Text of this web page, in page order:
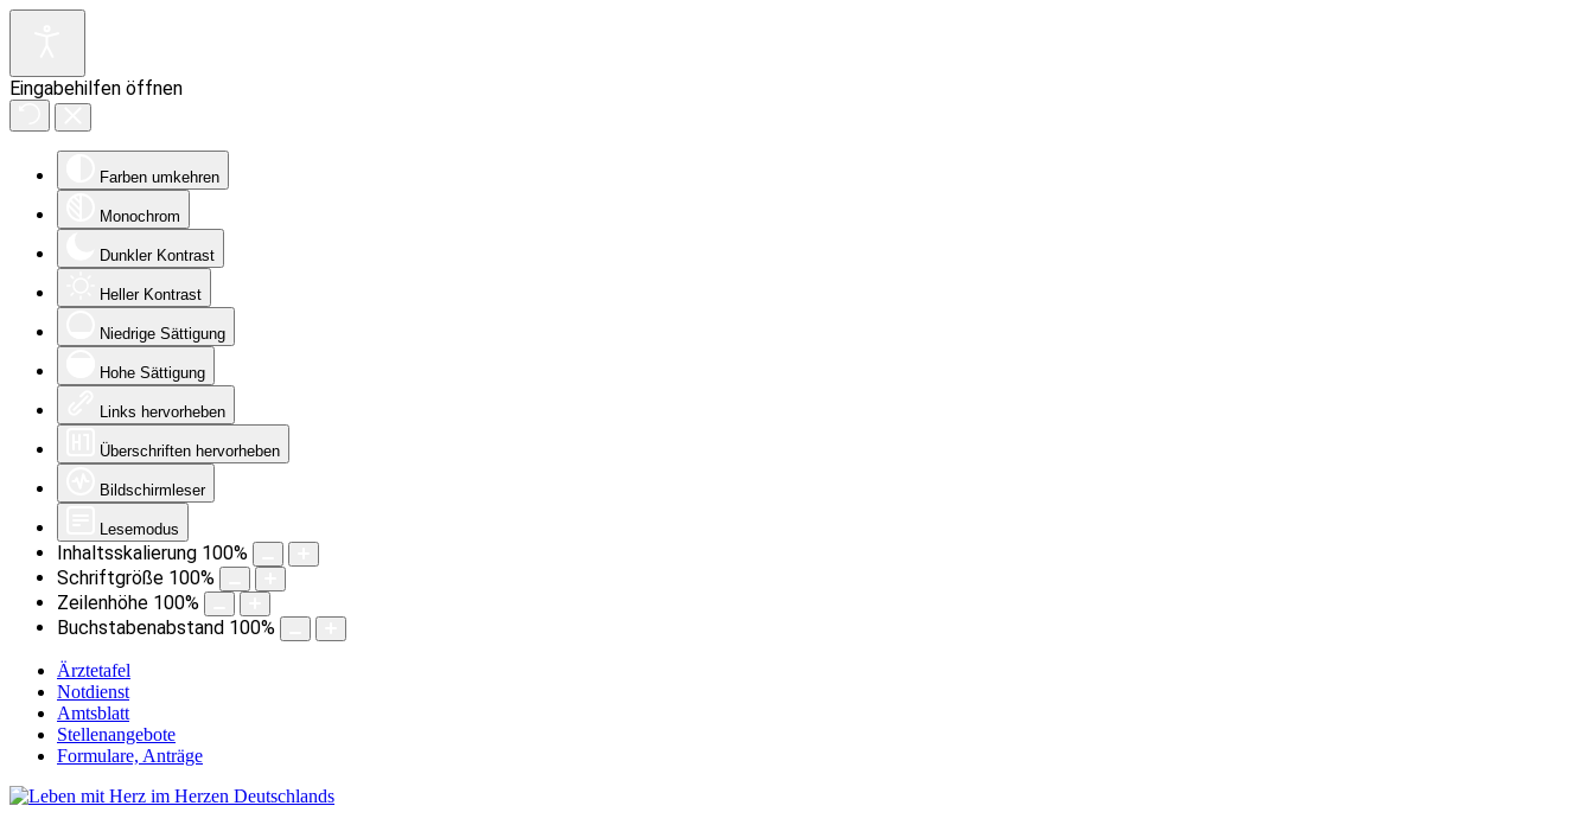
Eingabehilfen öffnen
Farben umkehren
Monochrom
Dunkler Kontrast
Heller Kontrast
Niedrige Sättigung
Hohe Sättigung
Links hervorheben
Überschriften hervorheben
Bildschirmleser
Lesemodus
Inhaltsskalierung 100%
Schriftgröße 100%
Zeilenhöhe 100%
Buchstabenabstand 100%
Ärztetafel
Notdienst
Amtsblatt
Stellenangebote
Formulare, Anträge